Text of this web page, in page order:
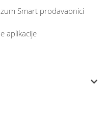
Smart prodavaonici
aplikacije